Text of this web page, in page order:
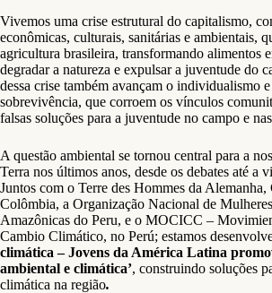
Vivemos uma crise estrutural do capitalismo,
econômicas, culturais, sanitárias e ambientais,
agricultura brasileira, transformando alimentos
degradar a natureza e expulsar a juventude do
dessa crise também avançam o individualismo e
sobrevivência, que corroem os vínculos
falsas soluções para a juventude no campo e
A questão ambiental se tornou central para a
Terra nos últimos anos, desde os debates até a
Juntos com o Terre des Hommes da
Colômbia, a Organização Nacional de
Amazônicas do Peru, e o MOCICC –
Cambio Climático, no Perú; estamos
climática – Jovens da América Latina
ambiental e climática’, construindo soluções
climática na região.